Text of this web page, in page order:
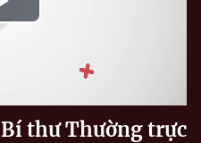
Play
thư Thường trực